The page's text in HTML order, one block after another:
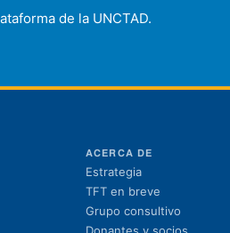
de la UNCTAD.
ACERCA DE
Estrategia
TFT en breve
Grupo consultivo